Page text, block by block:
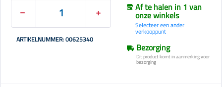
ARTIKELNUMMER: 00625340
Af te halen in 1 van
onze winkels
Selecteer een ander
verkooppunt
Bezorging
Dit product komt in aanmerking voor
bezorging